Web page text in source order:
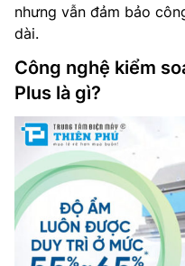
nhưng vẫn đảm bảo
dài.
Công nghệ kiểm
Plus là gì?